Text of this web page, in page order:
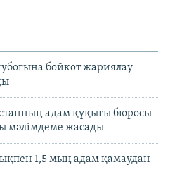
бойкот жариялау
адам құқығы бюросы
мәлімдеме жасады
1,5 мың адам қамаудан